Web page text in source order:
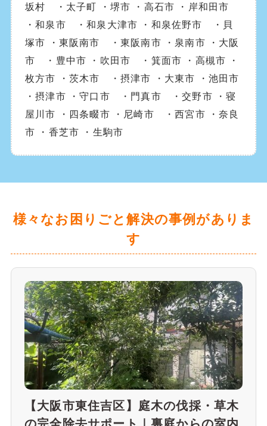
坂村 ・太子町 ・堺市 ・高石市 ・岸和田市
・和泉市 ・和泉大津市 ・和泉佐野市 ・貝
塚市 ・東阪南市 ・東阪南市 ・泉南市 ・大阪
市 ・豊中市 ・吹田市 ・箕面市 ・高槻市 ・
枚方市 ・茨木市 ・摂津市 ・大東市 ・池田市
・摂津市 ・守口市 ・門真市 ・交野市 ・寝
屋川市 ・四条畷市 ・尼崎市 ・西宮市 ・奈良
市 ・香芝市 ・生駒市
様々なお困りごと解決の事例がありま
す
【大阪市東住吉区】庭木の伐採・草木